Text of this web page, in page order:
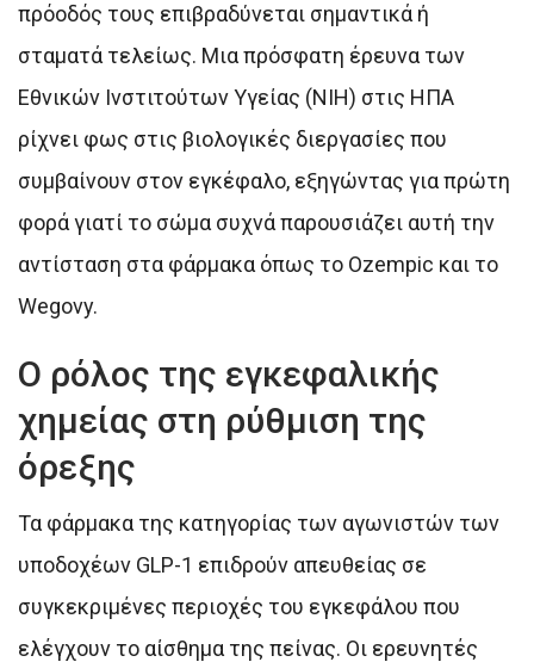
πρόοδός τους επιβραδύνεται σημαντικά ή
σταματά τελείως. Μια πρόσφατη έρευνα των
Εθνικών Ινστιτούτων Υγείας (NIH) στις ΗΠΑ
ρίχνει φως στις βιολογικές διεργασίες που
συμβαίνουν στον εγκέφαλο, εξηγώντας για πρώτη
φορά γιατί το σώμα συχνά παρουσιάζει αυτή την
αντίσταση στα φάρμακα όπως το Ozempic και το
Wegovy.
Ο ρόλος της εγκεφαλικής
χημείας στη ρύθμιση της
όρεξης
Τα φάρμακα της κατηγορίας των αγωνιστών των
υποδοχέων GLP-1 επιδρούν απευθείας σε
συγκεκριμένες περιοχές του εγκεφάλου που
ελέγχουν το αίσθημα της πείνας. Οι ερευνητές